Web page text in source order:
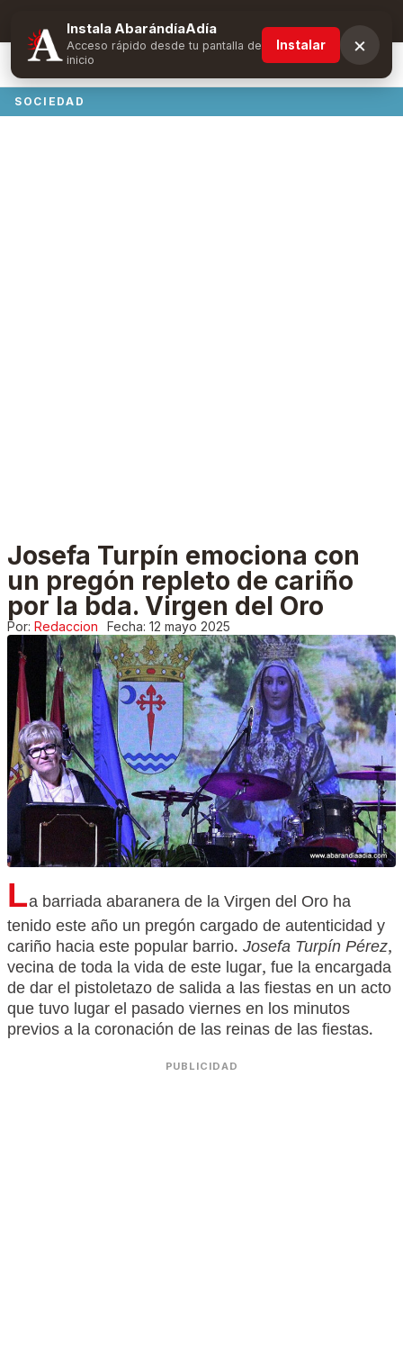
Suscríbete y obtén ventajas exclusivas
SOCIEDAD
Josefa Turpín emociona con
un pregón repleto de cariño
por la bda. Virgen del Oro
Por: Redaccion Fecha: 12 mayo 2025
La barriada abaranera de la Virgen del Oro ha
tenido este año un pregón cargado de autenticidad y
cariño hacia este popular barrio. Josefa Turpín Pérez,
vecina de toda la vida de este lugar, fue la encargada
de dar el pistoletazo de salida a las fiestas en un acto
que tuvo lugar el pasado viernes en los minutos
previos a la coronación de las reinas de las fiestas.
PUBLICIDAD
Instala AbarándíaAdía
Acceso rápido desde tu pantalla de
inicio
Instalar ×